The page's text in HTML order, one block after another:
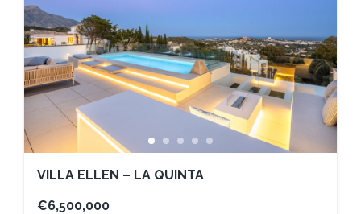
VILLA ELLEN – LA QUINTA
€6,500,000